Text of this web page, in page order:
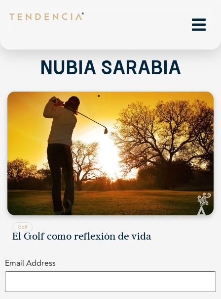
Nubia Sarabia
Golf
El Golf como reflexión de vida
Email Address